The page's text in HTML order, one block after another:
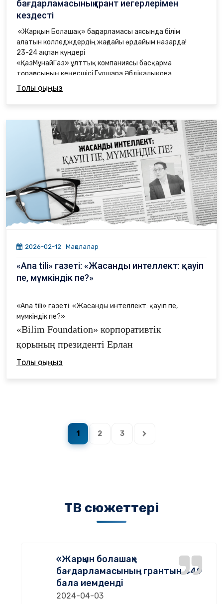
бағдарламасының грант иегерлерімен
кездесті
«Жарқын Болашақ» бағдарламасы аясында білім
алатын колледждердің жағдайы әрдайым назарда!
23-24 ақпан күндері
«ҚазМұнайГаз» ұлттық компаниясы басқарма
төрағасының кеңесшісі Гүлшара Әбдіқалықова
1. Астана қаласы әкімдігінің техникалық колледжін,
2. «Қазақ технология және бизнес университеті»
коммуникация
колледжін,
4. К. Байсейітова атындағы Қазақ ұлттық өнер
университеті
колледжін аралап, оқу орындардың жағдайымен
танысты.
Сонымен қатар, грант иегерлерімен кездесіп, пікір
алмасты
Толық оқыңыз
2026-02-12 Мақалалар
«Ana tili» газеті: «Жасанды интеллект: қауіп
пе, мүмкіндік пе?»
«Ana tili» газеті: «Жасанды интеллект: қауіп пе,
мүмкіндік пе?»
«Bilim Foundation» корпоративтік
қорының президенті Ерлан
Айтмұхамбет
Толық оқыңыз
1 2 3
ТВ сюжеттері
«Жарқын болашақ»
бағдарламасының грантын 449
бала иемденді
2024-04-03